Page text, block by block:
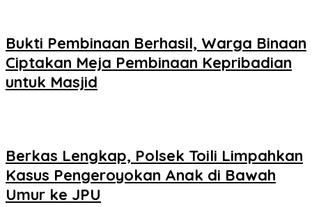
Bukti Pembinaan Berhasil, Warga Binaan
Ciptakan Meja Pembinaan Kepribadian
untuk Masjid
Berkas Lengkap, Polsek Toili Limpahkan
Kasus Pengeroyokan Anak di Bawah
Umur ke JPU